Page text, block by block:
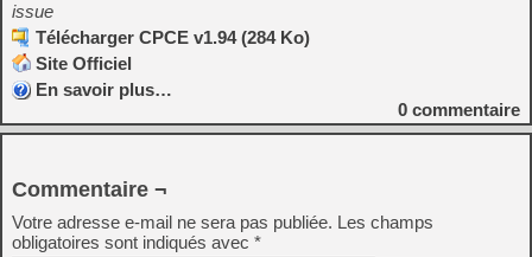
issue
Télécharger CPCE v1.94 (284 Ko)
Site Officiel
En savoir plus…
0 commentaire
Commentaire ¬
Votre adresse e-mail ne sera pas publiée. Les champs
obligatoires sont indiqués avec *